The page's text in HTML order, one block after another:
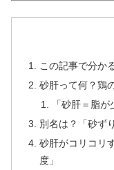
この記事で分か
砂肝って何？鶏
「砂肝＝脂
別名は？「砂ず
砂肝がコリコリ
度」